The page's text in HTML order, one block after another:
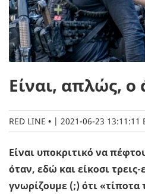
Είναι, απλώς,
RED LINE | 2021-06-23 13:11:11
Είναι υποκριτικό να
όταν, εδώ και είκοσι τρεις-
γνωρίζουμε (;) ότι